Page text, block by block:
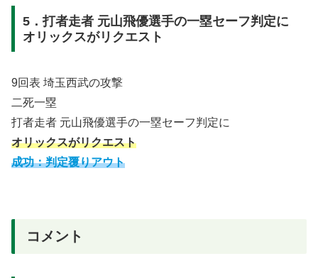
5．打者走者 元山飛優選手の一塁セーフ判定に
オリックスがリクエスト
9回表 埼玉西武の攻撃
二死一塁
打者走者 元山飛優選手の一塁セーフ判定に
オリックスがリクエスト
成功：判定覆りアウト
コメント